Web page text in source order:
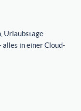
Urlaubstage
alles in einer Cloud-